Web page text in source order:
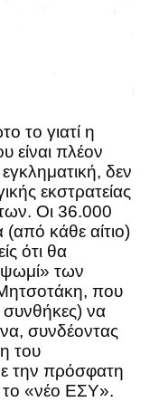
το γιατί η
είναι πλέον
δεν
εκστρατείας
Οι 36.000
(από κάθε αίτιο)
ότι θα
των
που
να
συνδέοντας
του
την πρόσφατη
το «νέο ΕΣΥ».